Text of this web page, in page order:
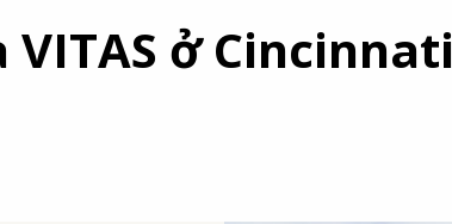
ở Cincinnati